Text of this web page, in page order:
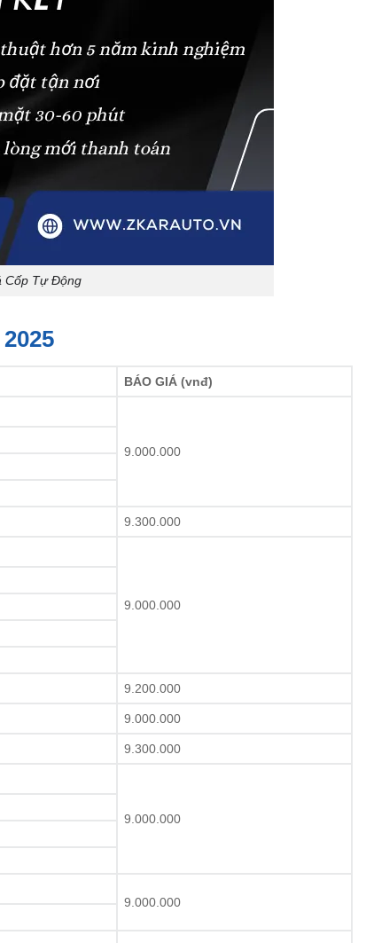
Cốp Tự Động
BÁO GIÁ (vnđ)
9.000.000
9.300.000
9.000.000
9.200.000
9.000.000
9.300.000
9.000.000
9.000.000